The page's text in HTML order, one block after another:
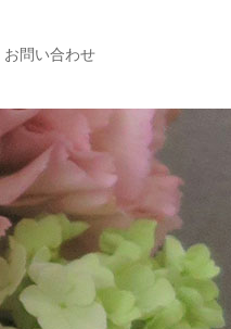
お問い合わせ